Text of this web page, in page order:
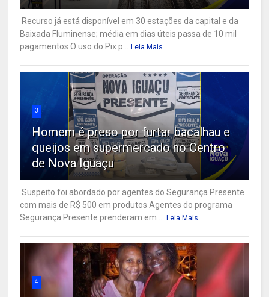
Recurso já está disponível em 30 estações da capital e da
Baixada Fluminense; média em dias úteis passa de 10 mil
pagamentos O uso do Pix p...
Leia Mais
3
Homem é preso por furtar bacalhau e
queijos em supermercado no Centro
de Nova Iguaçu
Suspeito foi abordado por agentes do Segurança Presente
com mais de R$ 500 em produtos Agentes do programa
Segurança Presente prenderam em ...
Leia Mais
4